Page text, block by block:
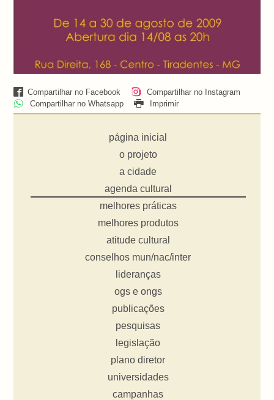
Compartilhar no Facebook
Compartilhar no Instagram
Compartilhar no Whatsapp
Imprimir
página inicial
o projeto
a cidade
agenda cultural
melhores práticas
melhores produtos
atitude cultural
conselhos mun/nac/inter
lideranças
ogs e ongs
publicações
pesquisas
legislação
plano diretor
universidades
campanhas